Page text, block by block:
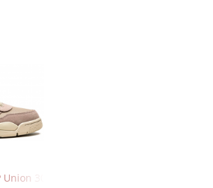
30th Anniversary Taupe Haze